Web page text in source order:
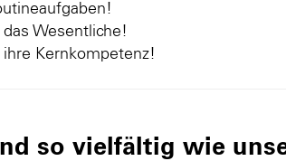
Wesentliche!
Kernkompetenz!
so vielfältig wie